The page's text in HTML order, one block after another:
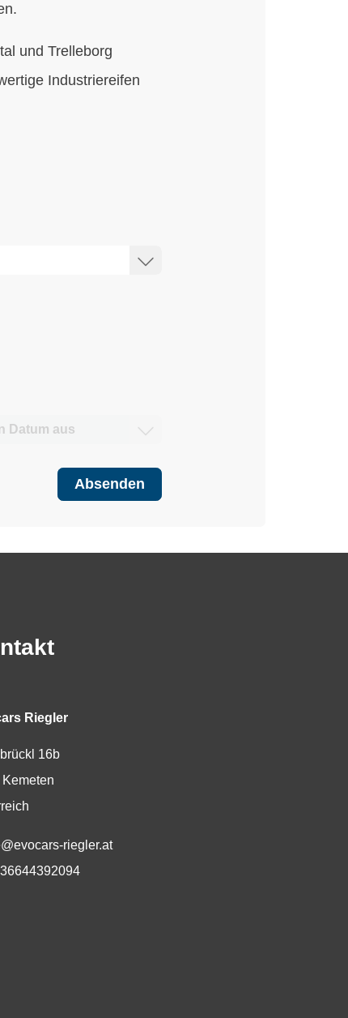
und Trelleborg
Industriereifen
Absenden
Riegler
16b
Kemeten
riegler.at